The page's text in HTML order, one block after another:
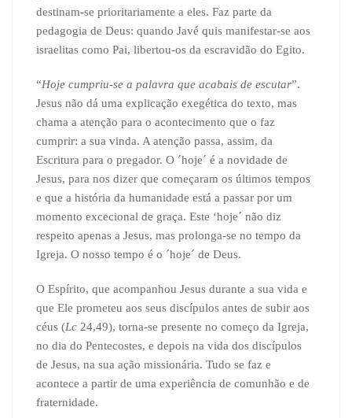
destinam-se prioritariamente a eles. Faz parte da
pedagogia de Deus: quando Javé quis manifestar-se aos
israelitas como Pai, libertou-os da escravidão do Egito.
“Hoje cumpriu-se a palavra que acabais de escutar”.
Jesus não dá uma explicação exegética do texto, mas
chama a atenção para o acontecimento que o faz
cumprir: a sua vinda. A atenção passa, assim, da
Escritura para o pregador. O ´hoje´ é a novidade de
Jesus, para nos dizer que começaram os últimos tempos
e que a história da humanidade está a passar por um
momento excecional de graça. Este ‘hoje´ não diz
respeito apenas a Jesus, mas prolonga-se no tempo da
Igreja. O nosso tempo é o ´hoje´ de Deus.
O Espírito, que acompanhou Jesus durante a sua vida e
que Ele prometeu aos seus discípulos antes de subir aos
céus (Lc 24,49), torna-se presente no começo da Igreja,
no dia do Pentecostes, e depois na vida dos discípulos
de Jesus, na sua ação missionária. Tudo se faz e
acontece a partir de uma experiência de comunhão e de
fraternidade.